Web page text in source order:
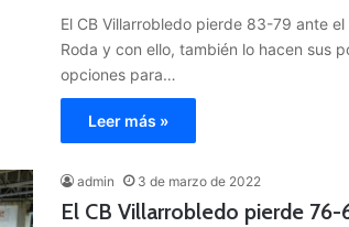
El CB Villarrobledo pierde 83-79 ante el
Roda y con ello, también lo hacen sus
opciones para…
Leer más »
admin 3 de marzo de 2022
El CB Villarrobledo pierde 76-